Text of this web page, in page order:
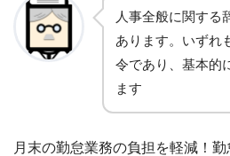
人事全般に関する
あります。いずれ
令であり、基本的
ます
月末の勤怠業務の負担を軽減！